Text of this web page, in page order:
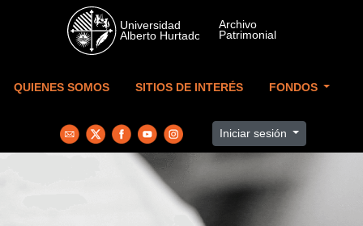
Skip to main content
QUIENES SOMOS SITIOS DE INTERÉS FONDOS
Iniciar sesión